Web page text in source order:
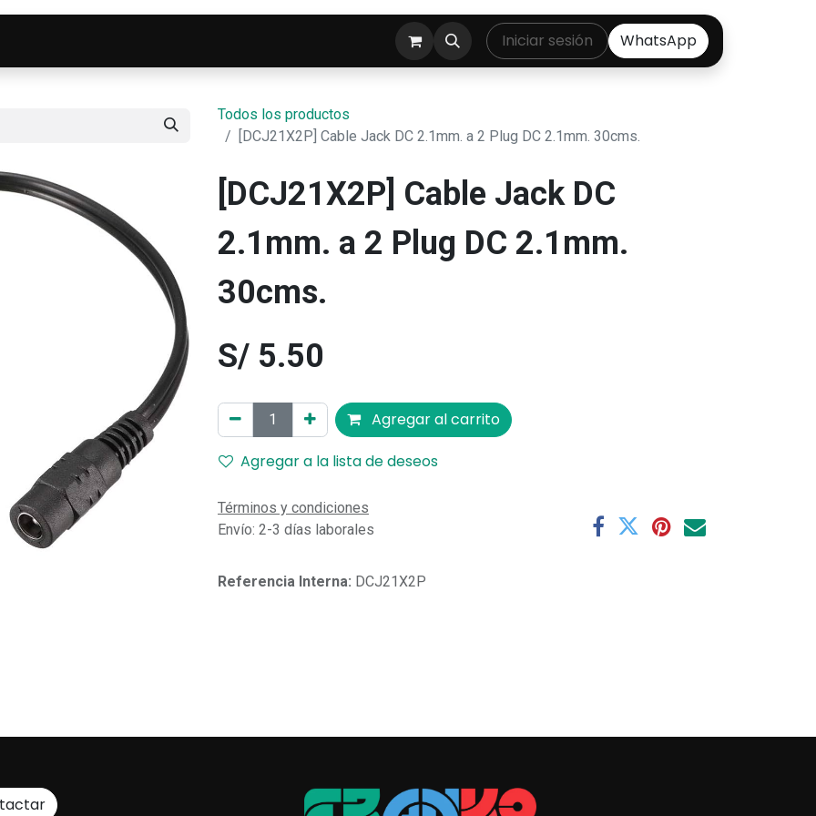
Contáctenos Iniciar sesión WhatsApp
Todos los productos
[DCJ21X2P] Cable Jack DC 2.1mm. a 2 Plug DC 2.1mm. 30cms.
[DCJ21X2P] Cable Jack DC
2.1mm. a 2 Plug DC 2.1mm.
30cms.
S/ 5.50
Agregar al carrito
Agregar a la lista de deseos
Términos y condiciones
Envío: 2-3 días laborales
Referencia Interna: DCJ21X2P